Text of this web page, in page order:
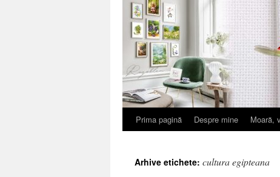
Sari
conținut
Prima pagină Despre mine Moară,
Arhive etichete: cultura egipteana